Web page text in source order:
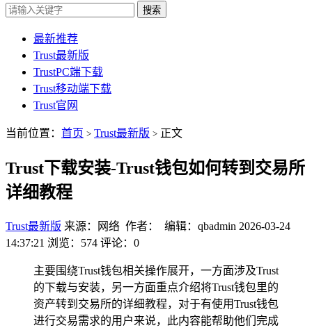
搜索
最新推荐
Trust最新版
TrustPC端下载
Trust移动端下载
Trust官网
当前位置： 首页 > Trust最新版 > 正文
Trust下载安装-Trust钱包如何转到交易所
详细教程
Trust最新版 来源：网络 作者： 编辑：qbadmin 2026-03-24
14:37:21 浏览：574 评论：0
主要围绕Trust钱包相关操作展开，一方面涉及Trust
的下载与安装，另一方面重点介绍将Trust钱包里的
资产转到交易所的详细教程，对于有使用Trust钱包
进行交易需求的用户来说，此内容能帮助他们完成